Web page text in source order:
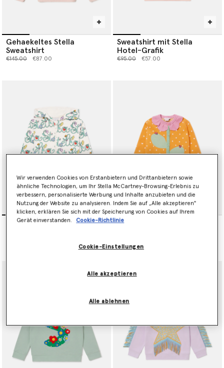
Gehaekeltes Stella
Sweatshirt
Preis reduziert von
€145.00bis€87.00
Sweatshirt mit Stella
Hotel-Grafik
Preis reduziert von
€95.00bis€57.00
Kapuzenpullover mit
Floraler Cardigan aus
Wir verwenden Cookies von Erstanbietern und Drittanbietern sowie
ähnliche Technologien, um Ihr Stella McCartney-Browsing-Erlebnis zu
verbessern, personalisierte Werbung und Inhalte anzubieten und die
Nutzung der Website zu analysieren. Indem Sie auf „Alle akzeptieren"
klicken, erklären Sie sich mit der Speicherung von Cookies auf Ihrem
Gerät einverstanden.
Cookie-Richtlinie
Cookie-Einstellungen
Alle ablehnen
Alle akzeptieren